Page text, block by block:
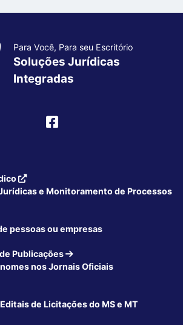
Para Você, Para seu Escritório
Soluções Jurídicas
Integradas
e Monitoramento de Processos
pessoas ou empresas
Publicações
nos Jornais Oficiais
de Licitações do MS e MT